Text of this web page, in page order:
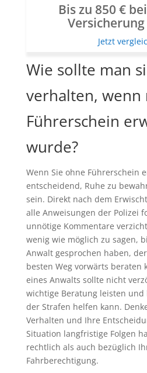
Bis zu 850 €
Jetzt
Wie sollte man
verhalten, wenn
Führerschein
wurde?
Wenn Sie ohne Führerschein
entscheidend, Ruhe zu
sein. Direkt nach dem
alle Anweisungen der Polizei
unnötige Kommentare
wenig wie möglich zu sagen,
Anwalt gesprochen haben,
besten Weg vorwärts beraten
eines Anwalts sollte nicht
wichtige Beratung leisten
der Strafen helfen kann.
Verhalten und Ihre
Situation langfristige Folgen
rechtlich als auch bezüglich
Fahrberechtigung.